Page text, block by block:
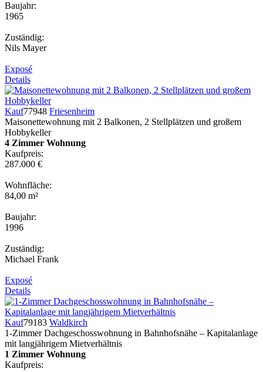
Baujahr:
1965
Zuständig:
Nils Mayer
Exposé
Details
Kauf77948 Friesenheim
Maisonettewohnung mit 2 Balkonen, 2 Stellplätzen und großem
Hobbykeller
4 Zimmer Wohnung
Kaufpreis:
287.000 €
Wohnfläche:
84,00 m²
Baujahr:
1996
Zuständig:
Michael Frank
Exposé
Details
Kauf79183 Waldkirch
1-Zimmer Dachgeschosswohnung in Bahnhofsnähe – Kapitalanlage
mit langjährigem Mietverhältnis
1 Zimmer Wohnung
Kaufpreis: